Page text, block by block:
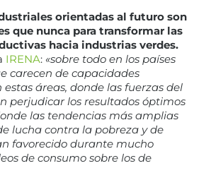
orientadas al futuro son
que nunca para transformar las
hacia industrias verdes.
IRENA: «sobre todo en los países
carecen de capacidades
estas áreas, donde las fuerzas del
perjudicar los resultados óptimos
las tendencias más amplias
lucha contra la pobreza y de
favorecido durante mucho
de consumo sobre los de